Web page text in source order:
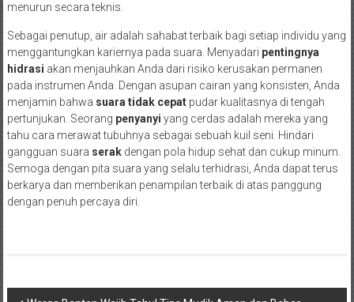
menurun secara teknis.
Sebagai penutup, air adalah sahabat terbaik bagi setiap individu yang
menggantungkan kariernya pada suara. Menyadari pentingnya
hidrasi akan menjauhkan Anda dari risiko kerusakan permanen
pada instrumen Anda. Dengan asupan cairan yang konsisten, Anda
menjamin bahwa suara tidak cepatpudar kualitasnya di tengah
pertunjukan. Seorang penyanyi yang cerdas adalah mereka yang
tahu cara merawat tubuhnya sebagai sebuah kuil seni. Hindari
gangguan suara serakdengan pola hidup sehat dan cukup minum.
Semoga dengan pita suara yang selalu terhidrasi, Anda dapat terus
berkarya dan memberikan penampilan terbaik di atas panggung
dengan penuh percaya diri.